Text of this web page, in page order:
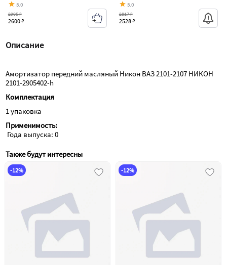
5.0
2600 ₽
2905 ₽
5.0
2528 ₽
2817 ₽
Описание
Амортизатор передний масляный Никон ВАЗ 2101-2107 НИКОН
2101-2905402-h
Комплектация
1 упаковка
Применимость:
Года выпуска: 0
Также будут интересны
-12% -12%